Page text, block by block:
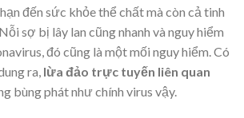
đến sức khỏe thể chất mà còn cả tinh
sợ bị lây lan cũng nhanh và nguy hiểm
đó cũng là một mối nguy hiểm. Có
ra, lừa đảo trực tuyến liên quan
bùng phát như chính virus vậy.